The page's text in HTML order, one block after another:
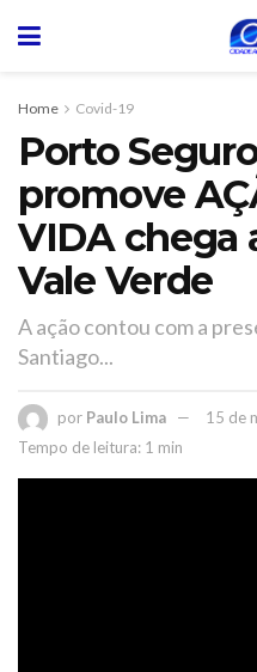
Home Covid-19
Porto
promove
VIDA chega
Vale Verde
A ação contou com a
Santiago...
por Paulo Lima
15 de
Tempo de leitura: 1 min